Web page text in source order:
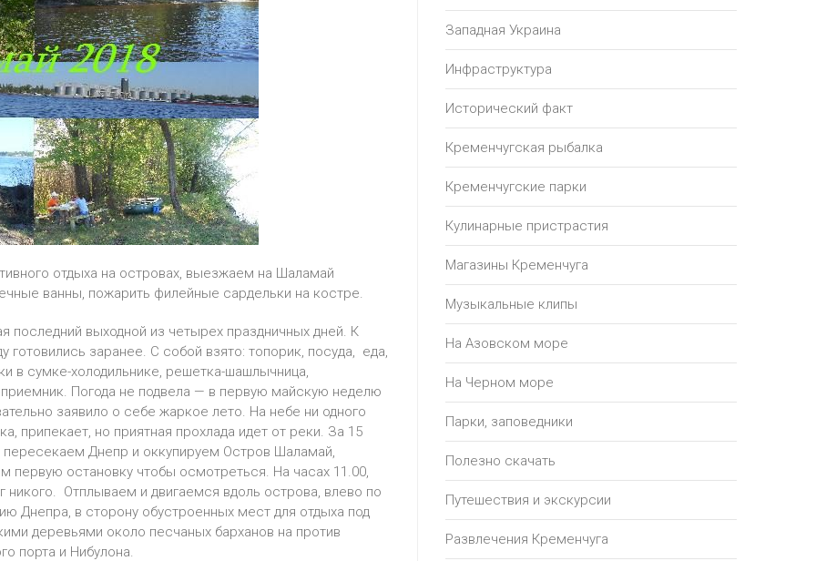
отдыха на островах, выезжаем на Шаламай
ванны, пожарить филейные сардельки на костре.
последний выходной из четырех праздничных дней. К
готовились заранее. С собой взято: топорик, посуда, еда,
в сумке-холодильнике, решетка-шашлычница,
Погода не подвела — в первую майскую неделю
заявило о себе жаркое лето. На небе ни одного
припекает, но приятная прохлада идет от реки. За 15
пересекаем Днепр и оккупируем Остров Шаламай,
первую остановку чтобы осмотреться. На часах 11.00,
никого. Отплываем и двигаемся вдоль острова, влево по
Днепра, в сторону обустроенных мест для отдыха под
деревьями около песчаных барханов на против
порта и Нибулона.
Западная Украина
Инфраструктура
Исторический факт
Кременчугская рыбалка
Кременчугские парки
Кулинарные пристрастия
Магазины Кременчуга
Музыкальные клипы
На Азовском море
На Черном море
Парки, заповедники
Полезно скачать
Путешествия и экскурсии
Развлечения Кременчуга